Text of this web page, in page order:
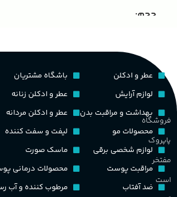
حجم
لیتر)
پخش بو
کشور مبدا برند
طبع
چوبی
PA_بخش-بو
نت‌های
فروشگاه
پاپروک
مفتخر
است
عطر و ادکلن
لوازم آرایش
بهداشت و مراقبت بدن
محصولات مو
لوازم شخصی برقی
مراقبت پوست
ضد آفتاب
باشگاه مشتریان
عطر و ادکلن زنانه
عطر و ادکلن مردانه
لیفت و سفت کننده
ماسک صورت
محصولات درمانی
مرطوب کننده و آب